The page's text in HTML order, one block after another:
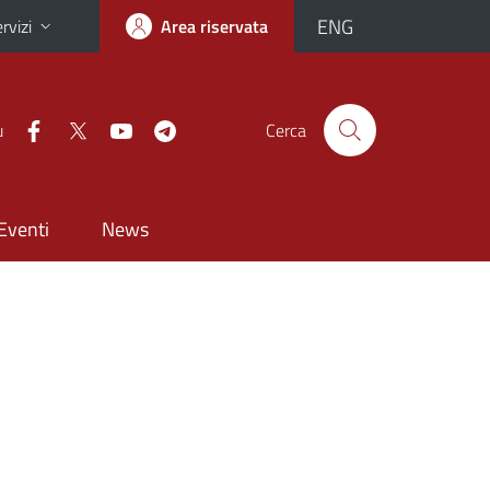
Area riservata ENG
Cerca
News